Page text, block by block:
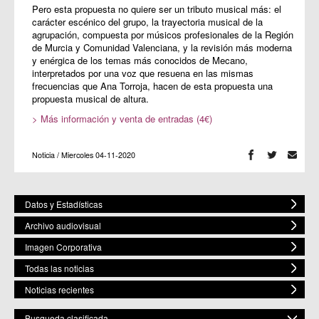
Pero esta propuesta no quiere ser un tributo musical más: el
carácter escénico del grupo, la trayectoria musical de la
agrupación, compuesta por músicos profesionales de la Región
de Murcia y Comunidad Valenciana, y la revisión más moderna
y enérgica de los temas más conocidos de Mecano,
interpretados por una voz que resuena en las mismas
frecuencias que Ana Torroja, hacen de esta propuesta una
propuesta musical de altura.
> Más información y venta de entradas (4€)
Noticia / Miercoles 04-11-2020
Datos y Estadísticas
Archivo audiovisual
Imagen Corporativa
Todas las noticias
Noticias recientes